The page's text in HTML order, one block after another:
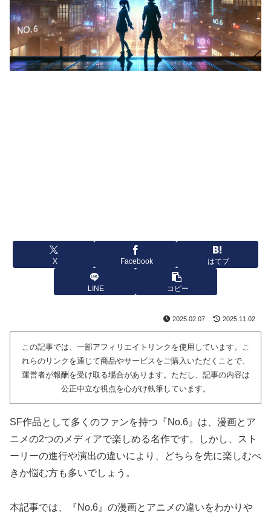
X Facebook はてブ
LINE コピー
2025.02.07 2025.11.02
この記事では、一部アフィリエイトリンクを使用しています。こ
れらのリンクを通じて商品やサービスをご購入いただくことで、
運営者が報酬を受け取る場合があります。ただし、記事の内容は
公正中立な視点を心がけ執筆しています。
SF作品として多くのファンを持つ『No.6』は、漫画とア
ニメの2つのメディアで楽しめる名作です。しかし、スト
ーリーの進行や演出の違いにより、どちらを先に楽しむべ
きか悩む方も多いでしょう。
本記事では、『No.6』の漫画とアニメの違いをわかりや